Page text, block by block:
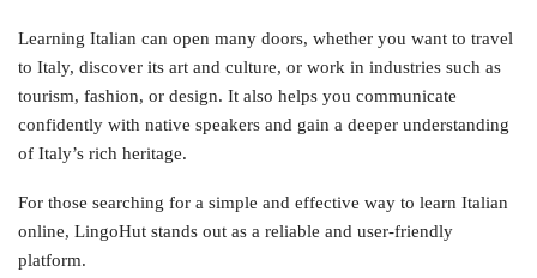
Learning Italian can open many doors, whether you want to travel
to Italy, discover its art and culture, or work in industries such as
tourism, fashion, or design. It also helps you communicate
confidently with native speakers and gain a deeper understanding
of Italy’s rich heritage.
For those searching for a simple and effective way to learn Italian
online, LingoHut stands out as a reliable and user-friendly
platform.